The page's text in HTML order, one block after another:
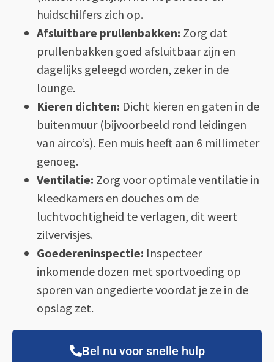
huidschilfers zich op.
Afsluitbare prullenbakken: Zorg dat
prullenbakken goed afsluitbaar zijn en
dagelijks geleegd worden, zeker in de
lounge.
Kieren dichten: Dicht kieren en gaten in de
buitenmuur (bijvoorbeeld rond leidingen
van airco’s). Een muis heeft aan 6 millimeter
genoeg.
Ventilatie: Zorg voor optimale ventilatie in
kleedkamers en douches om de
luchtvochtigheid te verlagen, dit weert
zilvervisjes.
Goedereninspectie: Inspecteer
inkomende dozen met sportvoeding op
sporen van ongedierte voordat je ze in de
opslag zet.
Bel nu voor snelle hulp